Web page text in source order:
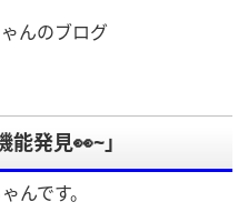
んのブログ
発見👀~」
んです。